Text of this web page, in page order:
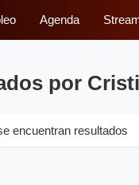
Agenda
por
encuentran resultados